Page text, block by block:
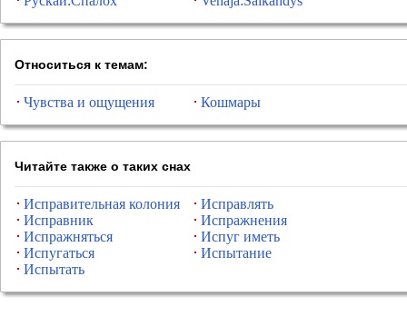
Относиться к темам:
Чувства и ощущения Кошмары
Читайте также о таких снах
Исправительная колония
Исправлять
Исправник
Испражнения
Испражняться
Испуг иметь
Испугаться
Испытание
Испытать